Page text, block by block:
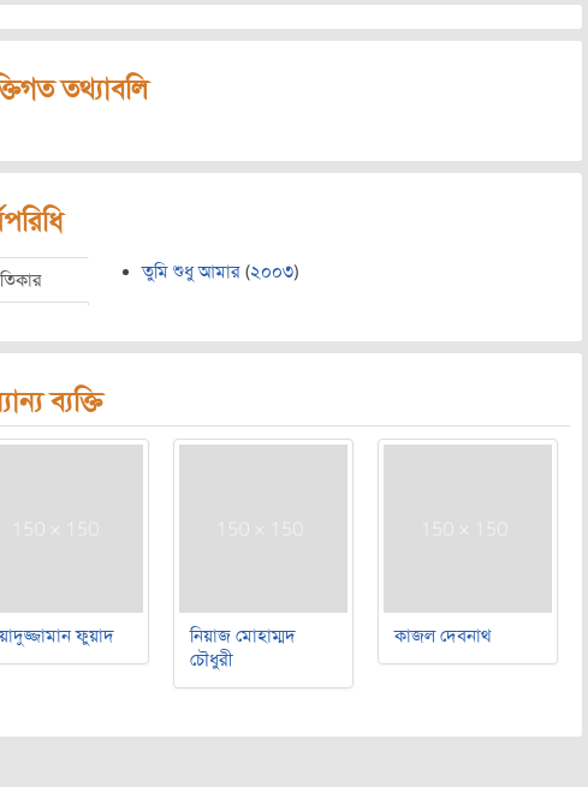
তথ্যাবলি
তুমি শুধু আমার (২০০৩)
ব্যক্তি
ফুয়াদ
নিয়াজ মোহাম্মদ
চৌধুরী
কাজল দেবনাথ